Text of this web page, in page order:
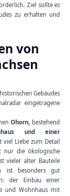
Ziel sollte es
zu erhalten und
von
Gebäudes
eingetragene
Ohorn, bestehend
und einer
Liebe zum Detail
nur die ökologische
vieler alter Bauteile
ist besonders gut
der Einbau einer
und Wohnhaus mit